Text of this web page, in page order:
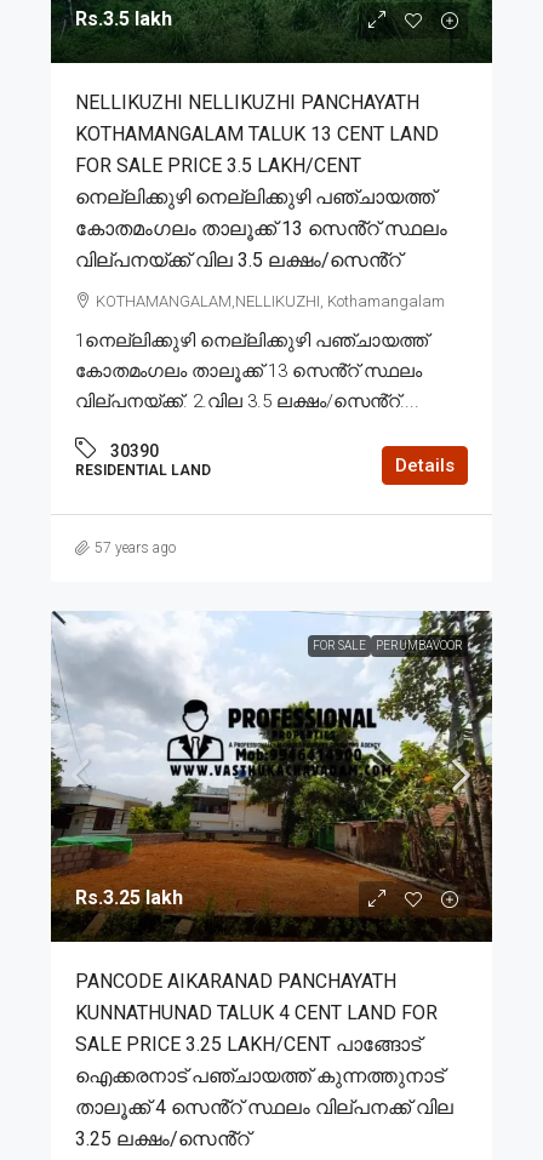
Rs.3.5 lakh
NELLIKUZHI NELLIKUZHI PANCHAYATH
KOTHAMANGALAM TALUK 13 CENT LAND
FOR SALE PRICE 3.5 LAKH/CENT
നെല്ലിക്കുഴി നെല്ലിക്കുഴി പഞ്ചായത്ത്
കോതമംഗലം താലൂക്ക് 13 സെൻ്റ് സ്ഥലം
വില്പനയ്ക്ക് വില 3.5 ലക്ഷം/സെൻ്റ്
KOTHAMANGALAM,NELLIKUZHI, Kothamangalam
1നെല്ലിക്കുഴി നെല്ലിക്കുഴി പഞ്ചായത്ത്
കോതമംഗലം താലൂക്ക് 13 സെൻ്റ് സ്ഥലം
വില്പനയ്ക്ക്. 2.വില 3.5 ലക്ഷം/സെൻ്റ്....
30390
RESIDENTIAL LAND Details
57 years ago
FOR SALE PERUMBAVOOR
Rs.3.25 lakh
PANCODE AIKARANAD PANCHAYATH
KUNNATHUNAD TALUK 4 CENT LAND FOR
SALE PRICE 3.25 LAKH/CENT പാങ്ങോട്
ഐക്കരനാട് പഞ്ചായത്ത് കുന്നത്തുനാട്
താലൂക്ക് 4 സെൻ്റ് സ്ഥലം വില്പനക്ക് വില
3.25 ലക്ഷം/സെൻ്റ്